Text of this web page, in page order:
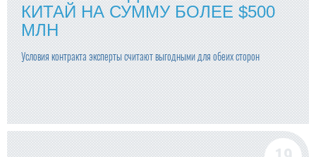
КИТАЙ НА СУММУ БОЛЕЕ $500
МЛН
Условия контракта эксперты считают выгодными для обеих сторон